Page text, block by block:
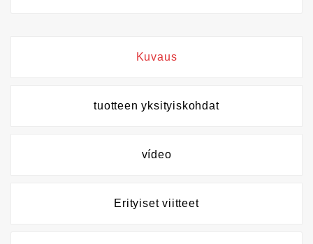
Kuvaus
tuotteen yksityiskohdat
vídeo
Erityiset viitteet